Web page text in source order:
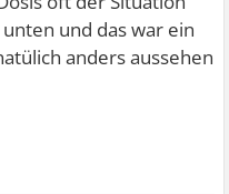
und das war ein
anders aussehen